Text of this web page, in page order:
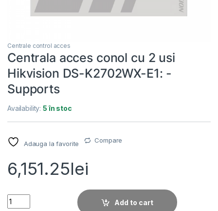
Centrale control acces
Centrala acces conol cu 2 usi
Hikvision DS-K2702WX-E1: -
Supports
Availability:5 în stoc
Adauga la favorite Compare
6,151.25lei
Centrala acces conol cu 2 usi Hikvision DS-K2702WX-E1: -
Add to cart